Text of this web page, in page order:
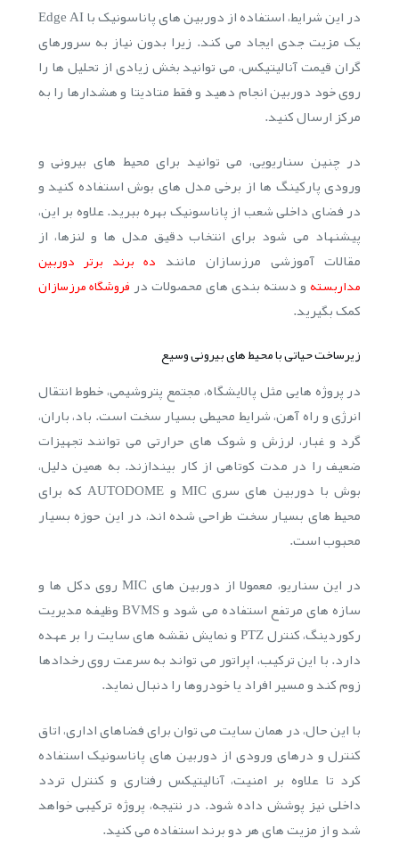
در این شرایط، استفاده از دوربین های پاناسونیک با Edge AI
یک مزیت جدی ایجاد می کند. زیرا بدون نیاز به سرورهای
گران قیمت آنالیتیکس، می توانید بخش زیادی از تحلیل ها را
روی خود دوربین انجام دهید و فقط متادیتا و هشدارها را به
مرکز ارسال کنید.
در چنین سناریویی، می توانید برای محیط های بیرونی و
ورودی پارکینگ ها از برخی مدل های بوش استفاده کنید و
در فضای داخلی شعب از پاناسونیک بهره ببرید. علاوه بر این،
پیشنهاد می شود برای انتخاب دقیق مدل ها و لنزها، از
مقالات آموزشی مرزسازان مانند ده برند برتر دوربین
مداربستهو دسته بندی های محصولات درفروشگاه مرزسازان
کمک بگیرید.
زیرساخت حیاتی با محیط های بیرونی وسیع
در پروژه هایی مثل پالایشگاه، مجتمع پتروشیمی، خطوط انتقال
انرژی و راه آهن، شرایط محیطی بسیار سخت است. باد، باران،
گرد و غبار، لرزش و شوک های حرارتی می توانند تجهیزات
ضعیف را در مدت کوتاهی از کار بیندازند. به همین دلیل،
بوش با دوربین های سری MIC و AUTODOME که برای
محیط های بسیار سخت طراحی شده اند، در این حوزه بسیار
محبوب است.
در این سناریو، معمولا از دوربین های MIC روی دکل ها و
سازه های مرتفع استفاده می شود و BVMS وظیفه مدیریت
رکوردینگ، کنترل PTZ و نمایش نقشه های سایت را بر عهده
دارد. با این ترکیب، اپراتور می تواند به سرعت روی رخدادها
زوم کند و مسیر افراد یا خودروها را دنبال نماید.
با این حال، در همان سایت می توان برای فضاهای اداری، اتاق
کنترل و درهای ورودی از دوربین های پاناسونیک استفاده
کرد تا علاوه بر امنیت، آنالیتیکس رفتاری و کنترل تردد
داخلی نیز پوشش داده شود. در نتیجه، پروژه ترکیبی خواهد
شد و از مزیت های هر دو برند استفاده می کنید.